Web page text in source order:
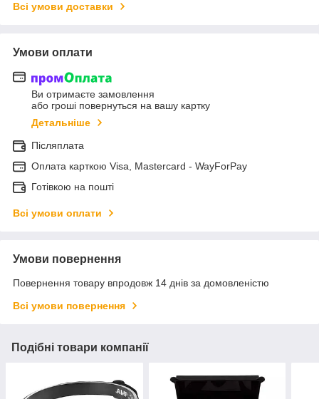
Всі умови доставки
Умови оплати
Ви отримаєте замовлення
або гроші повернуться на вашу картку
Детальніше
Післяплата
Оплата карткою Visa, Mastercard - WayForPay
Готівкою на пошті
Всі умови оплати
Умови повернення
Повернення товару впродовж 14 днів за домовленістю
Всі умови повернення
Подібні товари компанії